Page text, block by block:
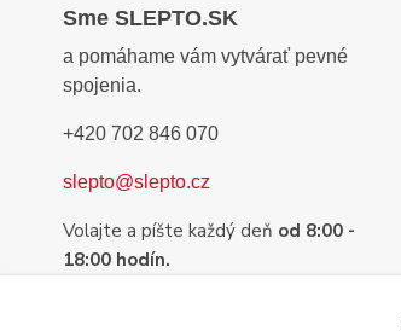
Sme SLEPTO.SK
a pomáhame vám vytvárať pevné
spojenia.
+420 702 846 070
slepto@slepto.cz
Volajte a píšte každý deň od 8:00 -
18:00 hodín.